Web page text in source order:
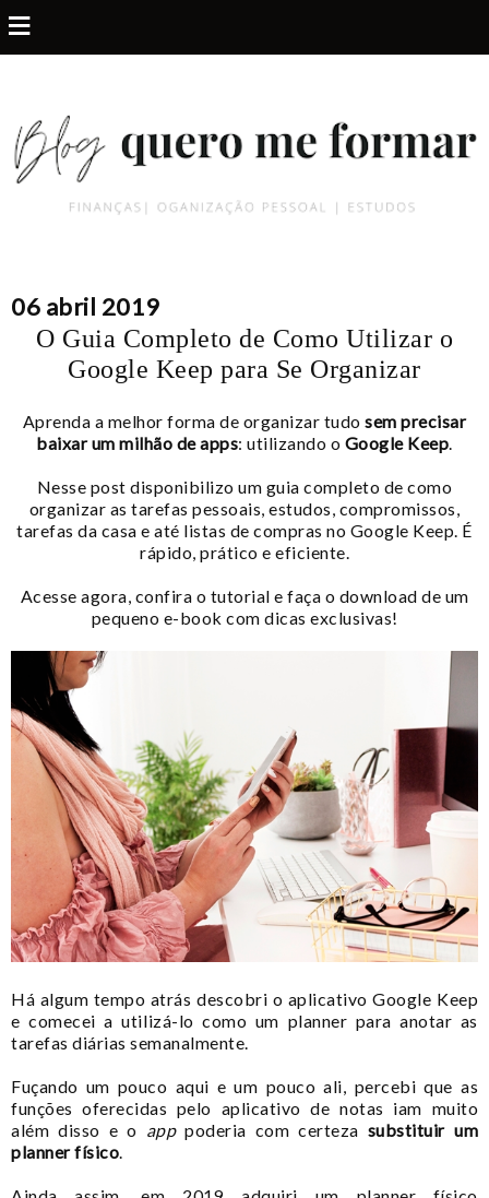
≡
06 abril 2019
O Guia Completo de Como Utilizar o
Google Keep para Se Organizar
Aprenda a melhor forma de organizar tudosem precisar
baixar um milhão de apps: utilizando o Google Keep
Nesse post disponibilizo um guia completo de como
organizar as tarefas pessoais, estudos, compromissos,
tarefas da casa e até listas de compras no Google Keep. É
rápido, prático e eficiente.
Acesse agora, confira o tutorial e faça o download de um
pequeno e-book com dicas exclusivas!
Há algum tempo atrás descobri o aplicativo Google Keep
e comecei a utilizá-lo como um planner para anotar as
tarefas diárias semanalmente.
Fuçando um pouco aqui e um pouco ali, percebi que as
funções oferecidas pelo aplicativo de notas iam muito
além disso e o apppoderia com certeza substituir um
planner físico.